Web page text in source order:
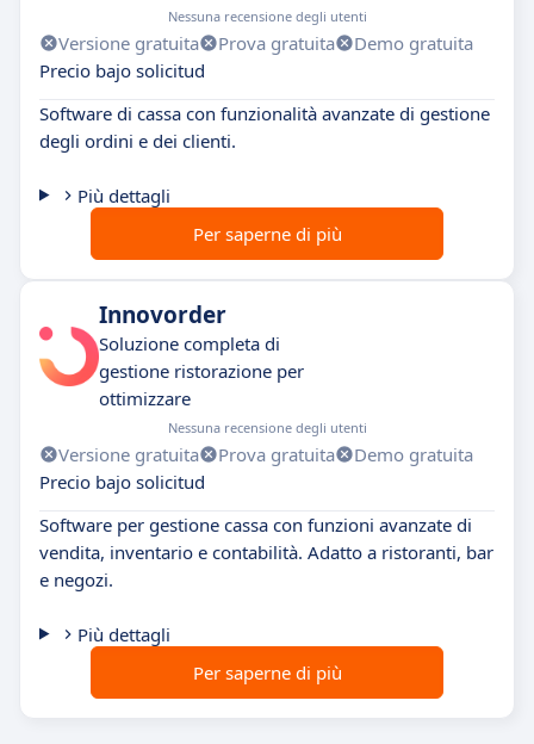
Nessuna recensione degli utenti
Versione gratuita Prova gratuita
Demo gratuita
Precio bajo solicitud
Software di cassa con funzionalità avanzate di gestione
degli ordini e dei clienti.
Più dettagli
Per saperne di più
Innovorder
Soluzione completa di
gestione ristorazione per
ottimizzare
Nessuna recensione degli utenti
Versione gratuita Prova gratuita
Demo gratuita
Precio bajo solicitud
Software per gestione cassa con funzioni avanzate di
vendita, inventario e contabilità. Adatto a ristoranti, bar
e negozi.
Più dettagli
Per saperne di più